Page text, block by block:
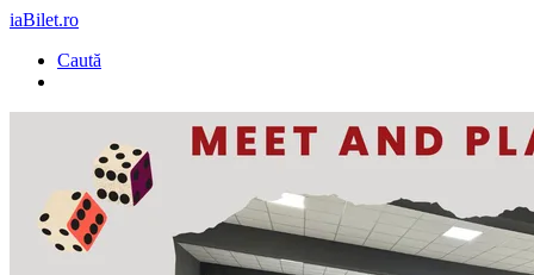
iaBilet.ro
Caută